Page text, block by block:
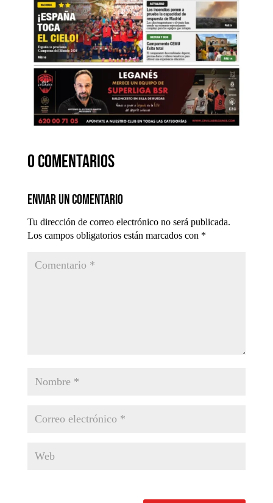
0 comentarios
Enviar un comentario
Tu dirección de correo electrónico no será publicada.
Los campos obligatorios están marcados con *